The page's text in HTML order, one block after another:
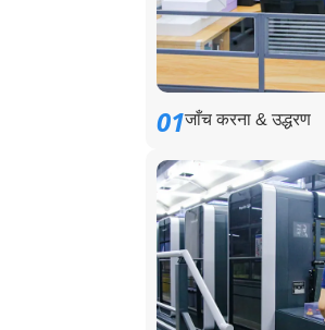
01जाँच करना & उद्धरण